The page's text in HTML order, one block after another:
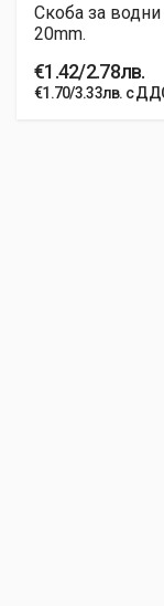
Скоба за
20mm.
€1.42/2.78лв.
€1.70/3.33лв. с